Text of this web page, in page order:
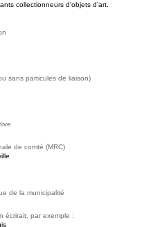
collectionneurs d'objets d'art.
sans particules de liaison)
de comté (MRC)
de la municipalité
écrirait, par exemple :